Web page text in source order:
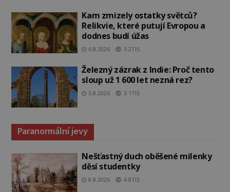
Kam zmizely ostatky světců?
Relikvie, které putují Evropou a
dodnes budí úžas
6.8.2026 3.2TIS
Železný zázrak z Indie: Proč tento
sloup už 1 600 let nezná rez?
5.8.2026 3.1TIS
Paranormální jevy
Nešťastný duch oběšené milenky
děsí studentky
8.8.2026 4.8TIS